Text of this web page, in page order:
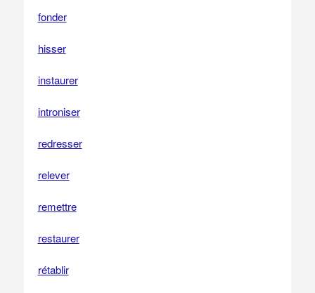
fonder
hisser
instaurer
introniser
redresser
relever
remettre
restaurer
rétablir